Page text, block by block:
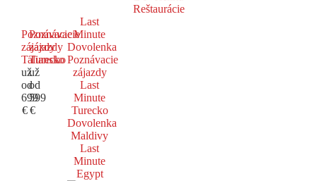
Reštaurácie
Poznávacie
zájazdy
Taliansko
už
od
699
€
Poznávacie
zájazdy
Turecko
už
od
599
€
Last
Minute
Dovolenka
Poznávacie
zájazdy
Last
Minute
Turecko
Dovolenka
Maldivy
Last
Minute
Egypt